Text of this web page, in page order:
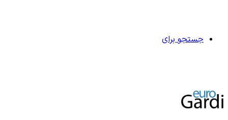
جستجو برای